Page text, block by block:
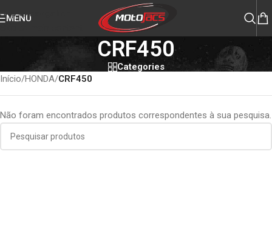
Skip to navigation
MENU
CRF450
Categories
Início/HONDA/CRF450
Não foram encontrados produtos correspondentes à sua pesquisa.